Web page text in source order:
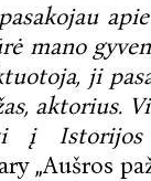
mano
ji
aktorius.
į Istorijos
„Aušros